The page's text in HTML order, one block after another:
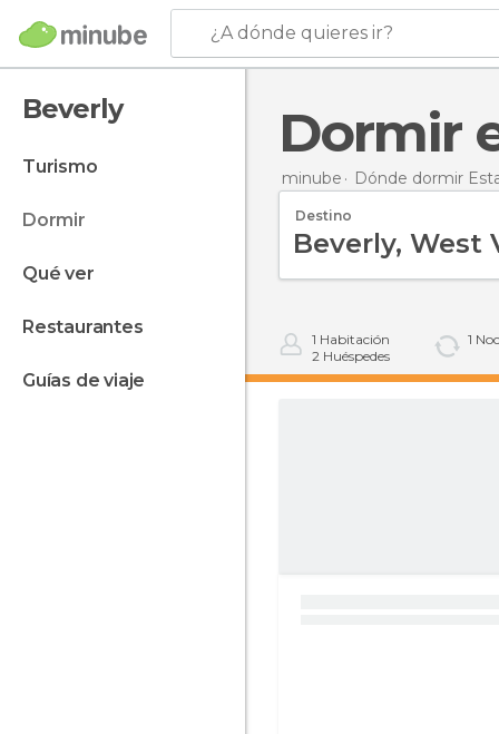
¿A dónde quieres ir?
Beverly
turismo
dormir
qué ver
restaurantes
guías de viaje
Dormir
minube Dónde dormir
Destino
1 Habitación
2 Huéspedes
1